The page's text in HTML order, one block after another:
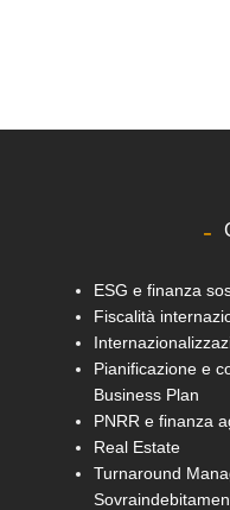
ESG e finanza
Fiscalità
Pianificazione e
Business Plan
PNRR e finanza
Real Estate
Turnaround